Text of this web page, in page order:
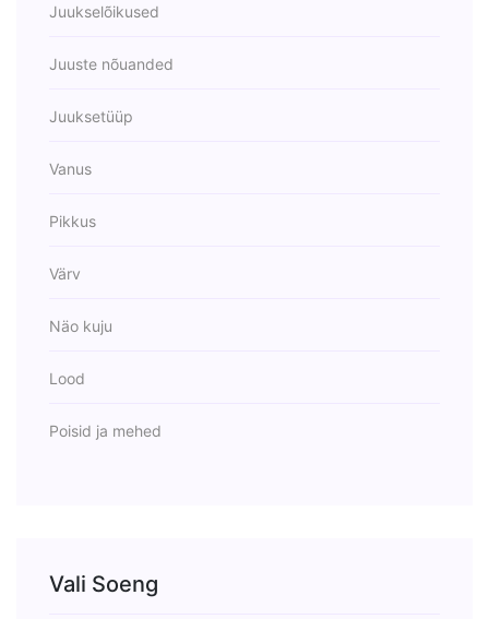
Juukselõikused
Juuste nõuanded
Juuksetüüp
Vanus
Pikkus
Värv
Näo kuju
Lood
Poisid ja mehed
Vali Soeng